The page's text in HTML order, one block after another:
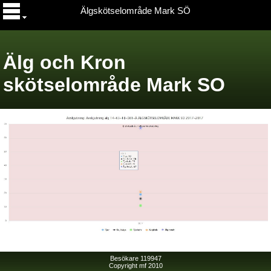
Älg och Kron
skötselområde Mark SO
Älgskötselområde Mark SÖ
Besökare 119947
Copyright mf 2010